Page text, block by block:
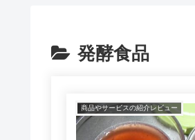
発酵食品
商品やサービスの紹介レビュー